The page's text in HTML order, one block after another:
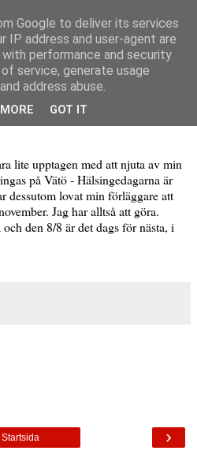
lite upptagen med att njuta av min
på Vätö - Hälsingedagarna är
dessutom lovat min förläggare att
Jag har alltså att göra.
den 8/8 är det dags för nästa, i
›
Startsida
Google to deliver its services
IP address and user-agent are
performance and security
service, generate usage
address abuse.
GOT IT